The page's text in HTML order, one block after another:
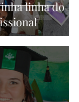
linha do